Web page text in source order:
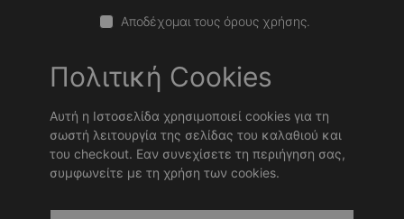
Αποδέχομαι τους όρους χρήσης.
Πολιτική Cookies
Αυτή η Ιστοσελίδα χρησιμοποιεί cookies για τη
σωστή λειτουργία της σελίδας του καλαθιού και
του checkout. Εαν συνεχίσετε τη περιήγηση σας,
συμφωνείτε με τη χρήση των cookies.